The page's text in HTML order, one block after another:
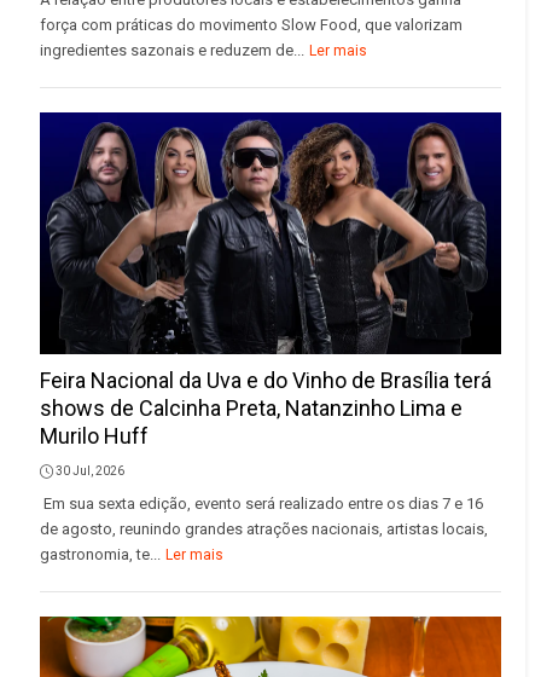
força com práticas do movimento Slow Food, que valorizam
ingredientes sazonais e reduzem de... Ler mais
Feira Nacional da Uva e do Vinho de Brasília terá
shows de Calcinha Preta, Natanzinho Lima e
Murilo Huff
30 Jul, 2026
Em sua sexta edição, evento será realizado entre os dias 7 e 16
de agosto, reunindo grandes atrações nacionais, artistas locais,
gastronomia, te... Ler mais